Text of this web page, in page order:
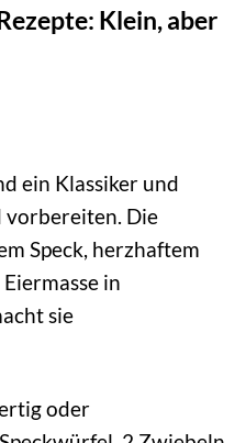
Klein, aber
ein Klassiker und
vorbereiten. Die
Speck, herzhaftem
in
sie
oder